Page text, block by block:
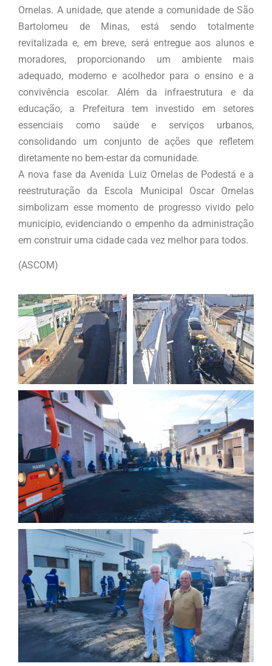
Ornelas. A unidade, que atende a comunidade de São
Bartolomeu de Minas, está sendo totalmente
revitalizada e, em breve, será entregue aos alunos e
moradores, proporcionando um ambiente mais
adequado, moderno e acolhedor para o ensino e a
convivência escolar. Além da infraestrutura e da
educação, a Prefeitura tem investido em setores
essenciais como saúde e serviços urbanos,
consolidando um conjunto de ações que refletem
diretamente no bem-estar da comunidade.
A nova fase da Avenida Luiz Ornelas de Podestá e a
reestruturação da Escola Municipal Oscar Ornelas
simbolizam esse momento de progresso vivido pelo
município, evidenciando o empenho da administração
em construir uma cidade cada vez melhor para todos.
(ASCOM)